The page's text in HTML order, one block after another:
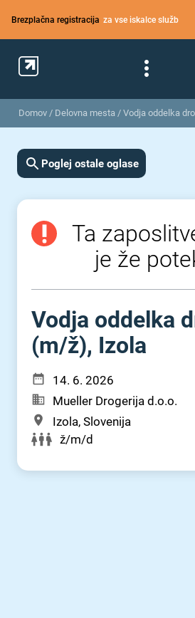
Brezplačna registracija za vse iskalce služb
Domov / Delovna mesta / Vodja oddelka
Poglej ostale oglase
Ta
je že
Vodja oddelka
(m⁠/⁠ž), Izola
14. 6. 2026
Mueller Drogerija d.o.o.
Izola, Slovenija
ž/m/d